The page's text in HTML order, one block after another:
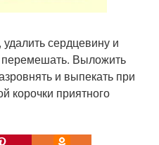
сердцевину и
перемешать. Выложить
и выпекать при
корочки приятного